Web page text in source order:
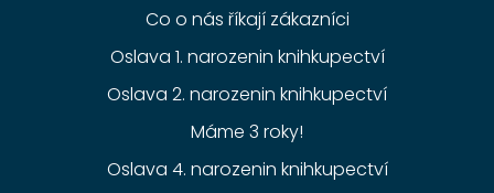
Co o nás říkají zákazníci
Oslava 1. narozenin knihkupectví
Oslava 2. narozenin knihkupectví
Máme 3 roky!
Oslava 4. narozenin knihkupectví